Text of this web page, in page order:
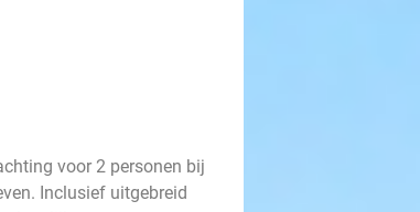
voor 2 personen bij
Inclusief uitgebreid